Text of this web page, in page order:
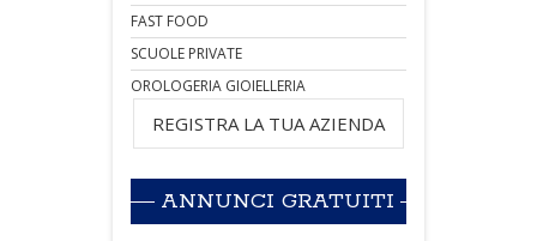
FAST FOOD
SCUOLE PRIVATE
OROLOGERIA GIOIELLERIA
REGISTRA LA TUA AZIENDA
ANNUNCI GRATUITI